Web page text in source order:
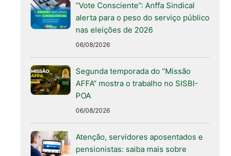
“Vote Consciente”: Anffa Sindical
alerta para o peso do serviço público
nas eleições de 2026
06/08/2026
Segunda temporada do “Missão
AFFA” mostra o trabalho no SISBI-
POA
06/08/2026
Atenção, servidores aposentados e
pensionistas: saiba mais sobre